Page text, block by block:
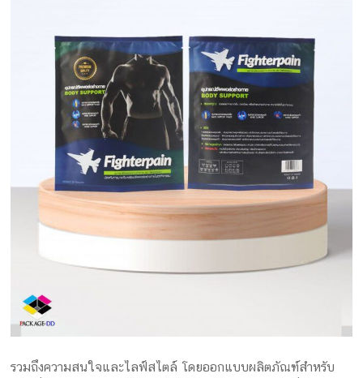
รวมถึงความสนใจและไลฟ์สไตล์ โดยออกแบบผลิตภัณฑ์สำหรับ